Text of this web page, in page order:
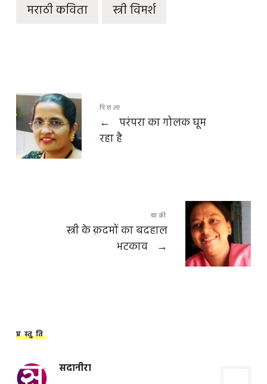
मराठी कविता
स्त्री विमर्श
पिछला
←
परंपरा का गोलक घूम
रहा है
बाक़ी
स्त्री के क़दमों का बदहाल
भटकाव
→
प्रस्तुति
सदानीरा